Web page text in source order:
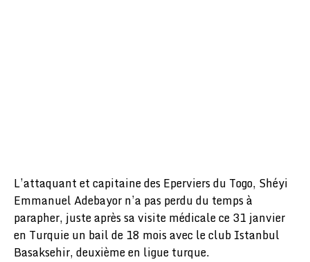
L’attaquant et capitaine des Eperviers du Togo, Shéyi
Emmanuel Adebayor n’a pas perdu du temps à
parapher, juste après sa visite médicale ce 31 janvier
en Turquie un bail de 18 mois avec le club Istanbul
Basaksehir, deuxième en ligue turque.